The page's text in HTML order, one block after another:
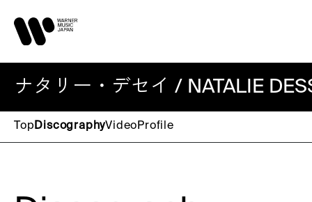
ナタリー・デセイ / NATALIE
Top DiscographyVideo Profile